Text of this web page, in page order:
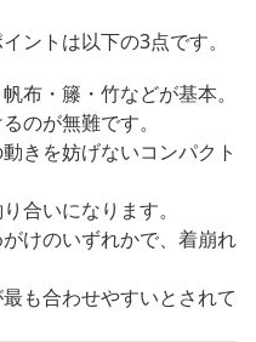
ントは以下の3点です。
布・籐・竹などが基本。
のが無難です。
きを妨げないコンパクト
合いになります。
けのいずれかで、着崩れ
も合わせやすいとされて